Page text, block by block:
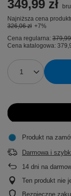
349,99 zł
Najniższa cena
326,06 zł +7%
Cena regularna: 379,99
Cena katalogowa:
Produkt na
Darmowa i
14 dni na
Ten produkt nie
Bezpieczne